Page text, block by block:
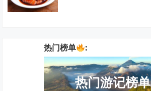
热门榜单 :
热门游记榜单